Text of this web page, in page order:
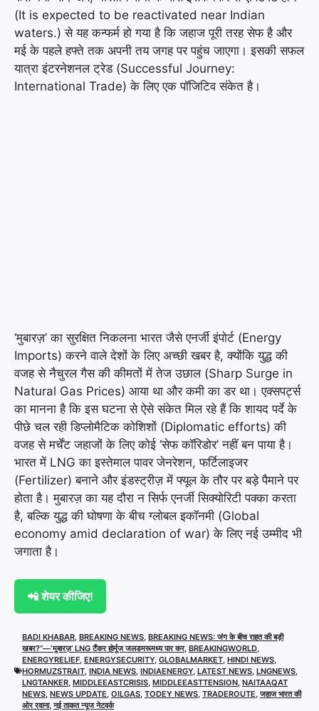
(It is expected to be reactivated near Indian
waters.) से यह कन्फर्म हो गया है कि जहाज पूरी तरह सेफ है और
मई के पहले हफ्ते तक अपनी तय जगह पर पहुंच जाएगा। इसकी सफल
यात्रा इंटरनेशनल ट्रेड (Successful Journey:
International Trade) के लिए एक पॉजिटिव संकेत है।
‘मुबारज़’ का सुरक्षित निकलना भारत जैसे एनर्जी इंपोर्ट (Energy
Imports) करने वाले देशों के लिए अच्छी खबर है, क्योंकि युद्ध की
वजह से नैचुरल गैस की कीमतों में तेज उछाल (Sharp Surge in
Natural Gas Prices) आया था और कमी का डर था। एक्सपर्ट्स
का मानना ​​है कि इस घटना से ऐसे संकेत मिल रहे हैं कि शायद पर्दे के
पीछे चल रही डिप्लोमैटिक कोशिशों (Diplomatic efforts) की
वजह से मर्चेंट जहाजों के लिए कोई ‘सेफ कॉरिडोर’ नहीं बन पाया है।
भारत में LNG का इस्तेमाल पावर जेनरेशन, फर्टिलाइजर
(Fertilizer) बनाने और इंडस्ट्रीज़ में फ्यूल के तौर पर बड़े पैमाने पर
होता है। मुबारज़ का यह दौरा न सिर्फ एनर्जी सिक्योरिटी पक्का करता
है, बल्कि युद्ध की घोषणा के बीच ग्लोबल इकॉनमी (Global
economy amid declaration of war) के लिए नई उम्मीद भी
जगाता है।
📲 शेयर कीजिए!
BADI KHABAR, BREAKING NEWS, BREAKING NEWS: जंग के बीच राहत की बड़ी
खबर?”—‘मुबारज़’ LNG टैंकर होर्मुज जलडमरूमध्य पार कर, BREAKINGWORLD,
ENERGYRELIEF, ENERGYSECURITY, GLOBALMARKET, HINDI NEWS,
HORMUZSTRAIT, INDIA NEWS, INDIAENERGY, LATEST NEWS, LNGNEWS,
LNGTANKER, MIDDLEEASTCRISIS, MIDDLEEASTTENSION, NAITAAQAT
NEWS, NEWS UPDATE, OILGAS, TODEY NEWS, TRADEROUTE,जहाज भारत की
ओर रवाना,नई ताकत न्यूज नेटवर्क